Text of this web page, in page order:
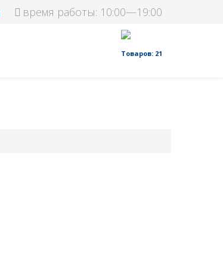
время работы: 10:00—19:00
Товаров: 21